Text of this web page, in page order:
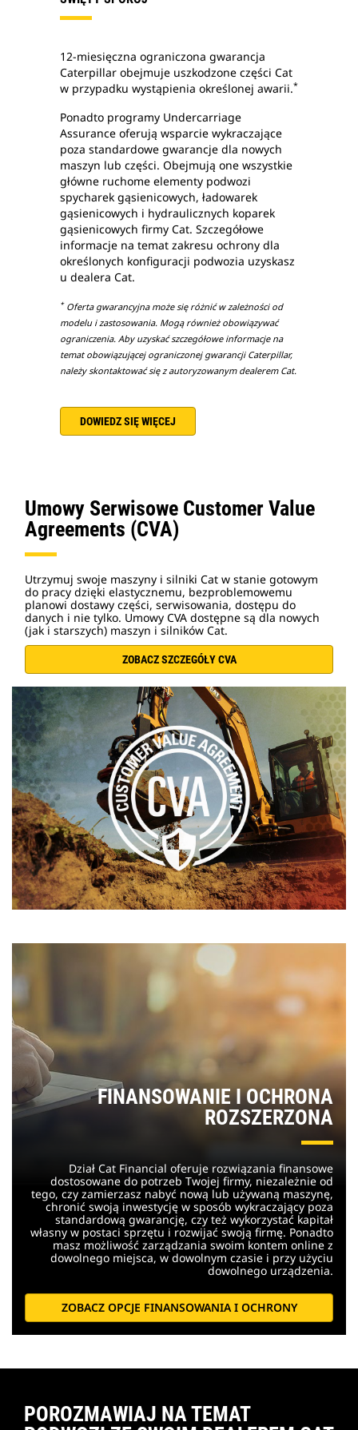
12-miesięczna ograniczona gwarancja
Caterpillar obejmuje uszkodzone części Cat
w przypadku wystąpienia określonej awarii.*
Ponadto programy Undercarriage
Assurance oferują wsparcie wykraczające
poza standardowe gwarancje dla nowych
maszyn lub części. Obejmują one wszystkie
główne ruchome elementy podwozi
spycharek gąsienicowych, ładowarek
gąsienicowych i hydraulicznych koparek
gąsienicowych firmy Cat. Szczegółowe
informacje na temat zakresu ochrony dla
określonych konfiguracji podwozia uzyskasz
u dealera Cat.
*Oferta gwarancyjna może się różnić w zależności od
modelu i zastosowania. Mogą również obowiązywać
ograniczenia. Aby uzyskać szczegółowe informacje na
temat obowiązującej ograniczonej gwarancji Caterpillar,
należy skontaktować się z autoryzowanym dealerem Cat.
DOWIEDZ SIĘ WIĘCEJ
Umowy Serwisowe Customer Value
Agreements (CVA)
Utrzymuj swoje maszyny i silniki Cat w stanie gotowym
do pracy dzięki elastycznemu, bezproblemowemu
planowi dostawy części, serwisowania, dostępu do
danych i nie tylko. Umowy CVA dostępne są dla nowych
(jak i starszych) maszyn i silników Cat.
ZOBACZ SZCZEGÓŁY CVA
FINANSOWANIE I OCHRONA
ROZSZERZONA
Dział Cat Financial oferuje rozwiązania finansowe
dostosowane do potrzeb Twojej firmy, niezależnie od
tego, czy zamierzasz nabyć nową lub używaną maszynę,
chronić swoją inwestycję w sposób wykraczający poza
standardową gwarancję, czy też wykorzystać kapitał
własny w postaci sprzętu i rozwijać swoją firmę. Ponadto
masz możliwość zarządzania swoim kontem online z
dowolnego miejsca, w dowolnym czasie i przy użyciu
dowolnego urządzenia.
ZOBACZ OPCJE FINANSOWANIA I OCHRONY
POROZMAWIAJ NA TEMAT